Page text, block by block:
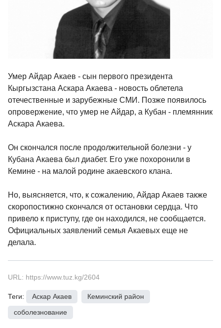
Умер Айдар Акаев - сын первого президента
Кыргызстана Аскара Акаева - новость облетела
отечественные и зарубежные СМИ. Позже появилось
опровержение, что умер не Айдар, а Кубан - племянник
Аскара Акаева.
Он скончался после продолжительной болезни - у
Кубана Акаева был диабет. Его уже похоронили в
Кемине - на малой родине акаевского клана.
Но, выясняется, что, к сожалению, Айдар Акаев также
скоропостижно скончался от остановки сердца. Что
привело к приступу, где он находился, не сообщается.
Официальных заявлений семья Акаевых еще не
делала.
URL: https://www.tuz.kg/2604
Теги: Аскар Акаев Кеминский район
соболезнование